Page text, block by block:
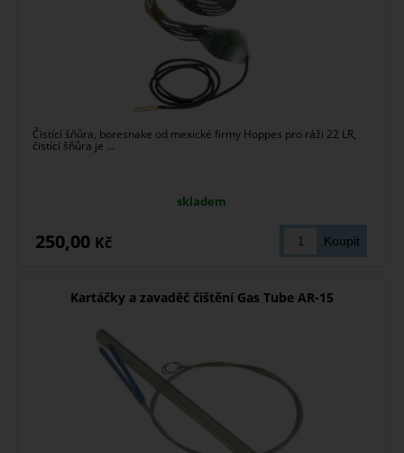
Čistící šňůra, boresnake od mexické firmy Hoppes pro ráži 22 LR,
čistící šňůra je ...
skladem
250,00 Kč
Kartáčky a zavaděč čištění Gas Tube AR-15